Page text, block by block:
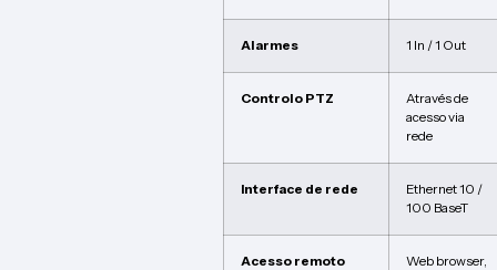
Alarmes 1 In / 1 Out
Controlo PTZ
Através de
acesso via
rede
Interface de rede
Ethernet 10 /
100 BaseT
Acesso remoto
Web browser,